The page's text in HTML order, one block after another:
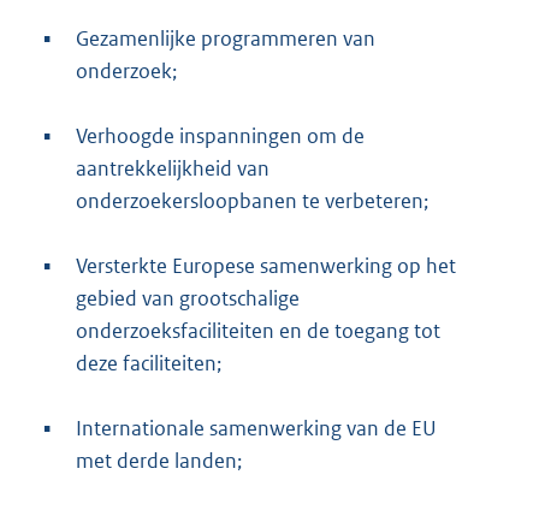
▪
Gezamenlijke programmeren van
onderzoek;
▪
Verhoogde inspanningen om de
aantrekkelijkheid van
onderzoekersloopbanen te verbeteren;
▪
Versterkte Europese samenwerking op het
gebied van grootschalige
onderzoeksfaciliteiten en de toegang tot
deze faciliteiten;
▪
Internationale samenwerking van de EU
met derde landen;